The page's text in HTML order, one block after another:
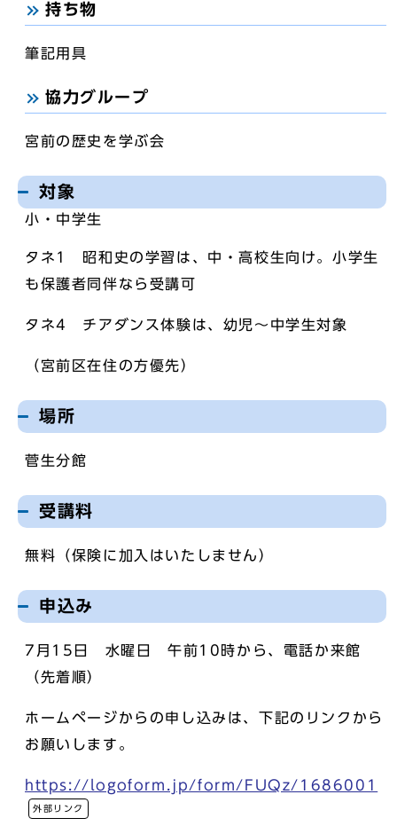
持ち物
筆記用具
協力グループ
宮前の歴史を学ぶ会
対象
小・中学生
タネ1 昭和史の学習は、中・高校生向け。小学生
も保護者同伴なら受講可
タネ4 チアダンス体験は、幼児～中学生対象
（宮前区在住の方優先）
場所
菅生分館
受講料
無料（保険に加入はいたしません）
申込み
7月15日 水曜日 午前10時から、電話か来館
（先着順）
ホームページからの申し込みは、下記のリンクから
お願いします。
https://logoform.jp/form/FUQz/1686001
外部リンク